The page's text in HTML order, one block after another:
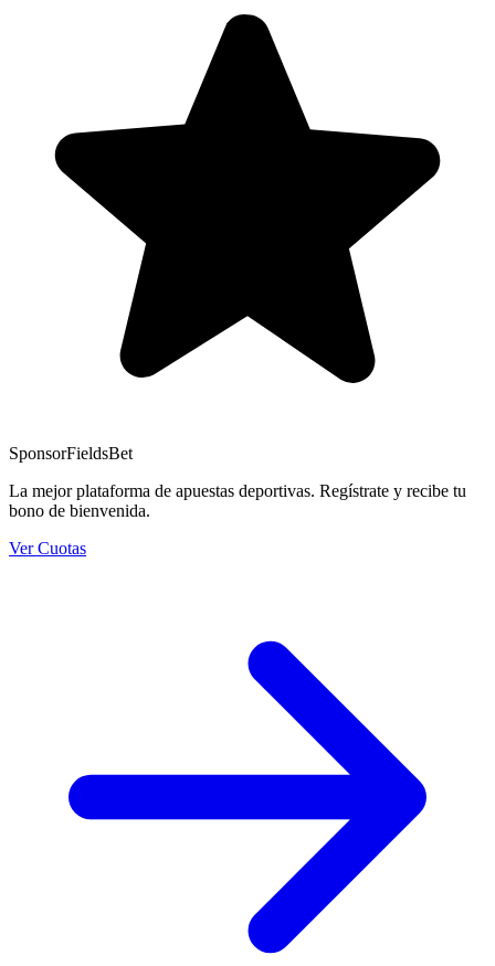
SponsorFieldsBet
La mejor plataforma de apuestas deportivas. Regístrate y recibe tu
bono de bienvenida.
Ver Cuotas